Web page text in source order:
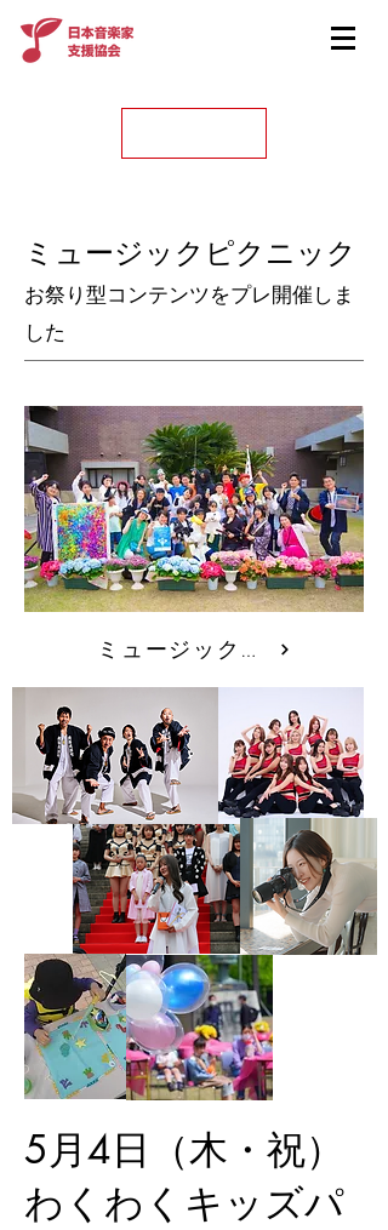
ミュージックピクニック
​お祭り型コンテンツをプレ開催しま
した
ミュージックピクニック概要
5月4日（木・祝）
わくわくキッズパ